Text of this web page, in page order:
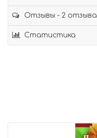
Отзывы - 2 отзыва
Статистика